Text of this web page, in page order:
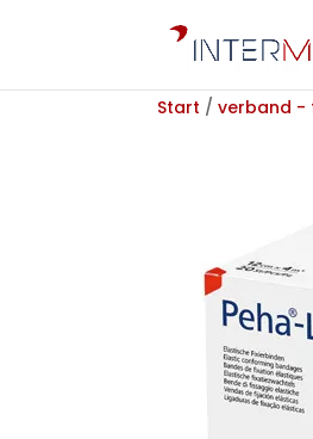
Start / verband -